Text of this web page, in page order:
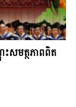
សមត្ថភាពពិត